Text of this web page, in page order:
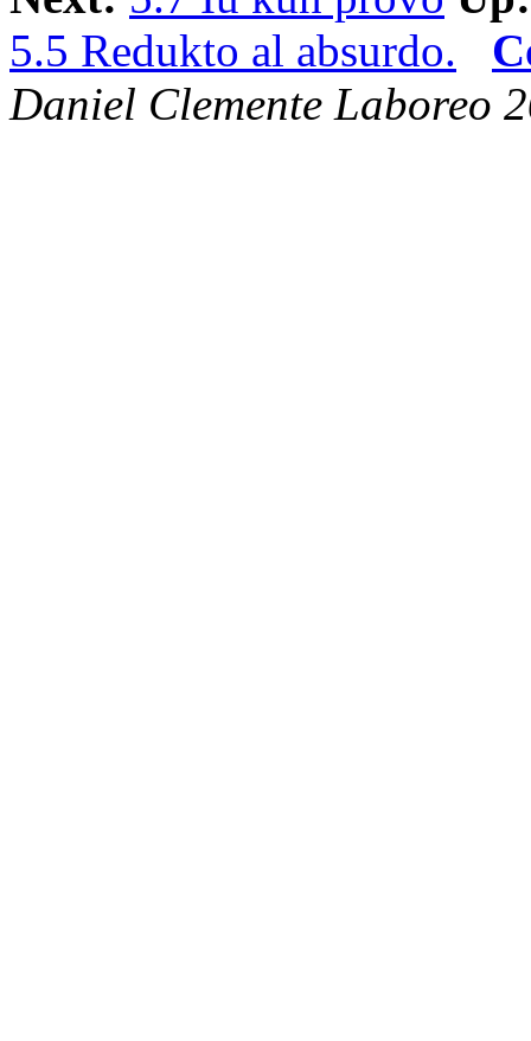
5.5 Redukto al absurdo.
Daniel Clemente Laboreo